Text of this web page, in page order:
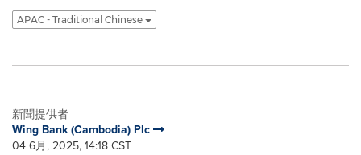
APAC - Traditional Chinese
新聞提供者
Wing Bank (Cambodia) Plc
04 6月, 2025, 14:18 CST